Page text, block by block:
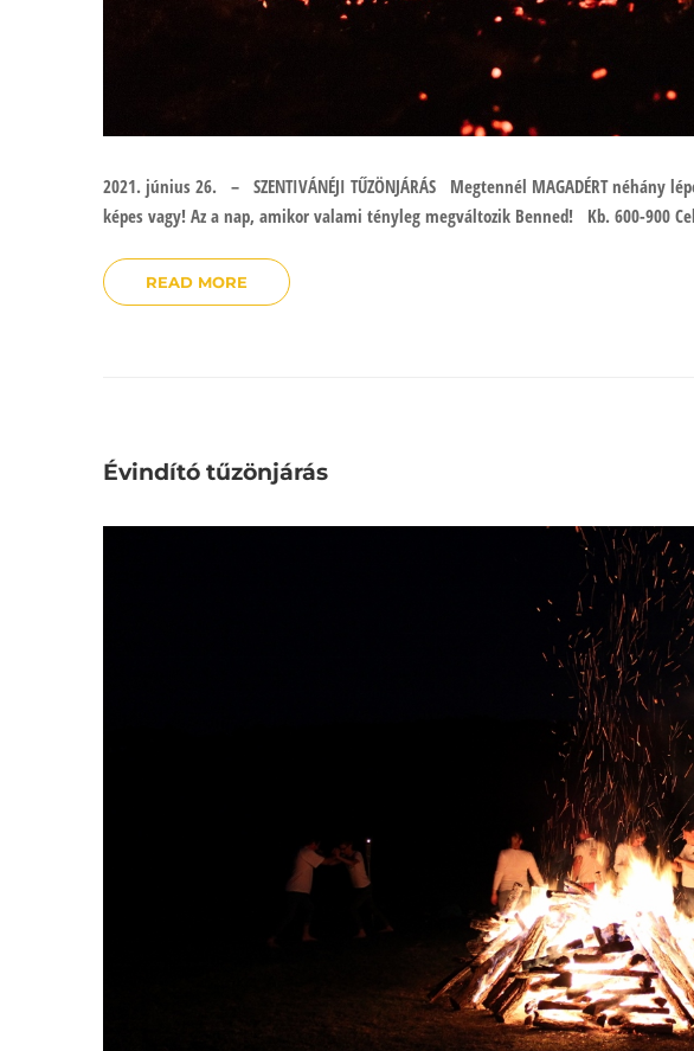
2021. június 26. – SZENTIVÁNÉJI TŰZÖNJÁRÁS Megtennél MAGADÉRT
képes vagy! Az a nap, amikor valami tényleg megváltozik Benned! Kb. 600-900
READ MORE
Évindító tűzönjárás